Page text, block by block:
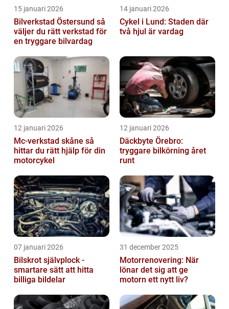
15 januari 2026
Bilverkstad Östersund så
väljer du rätt verkstad för
en tryggare bilvardag
14 januari 2026
Cykel i Lund: Staden där
två hjul är vardag
12 januari 2026
Mc-verkstad skåne så
hittar du rätt hjälp för din
motorcykel
12 januari 2026
Däckbyte Örebro:
tryggare bilkörning året
runt
07 januari 2026
Bilskrot självplock -
smartare sätt att hitta
billiga bildelar
31 december 2025
Motorrenovering: När
lönar det sig att ge
motorn ett nytt liv?